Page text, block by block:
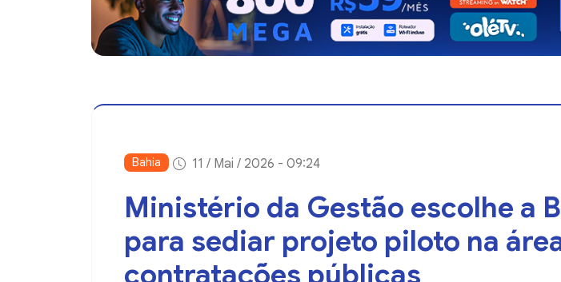
Bahia 11 / Mai / 2026 - 09:24
Ministério da Gestão escolhe a
para sediar projeto piloto na